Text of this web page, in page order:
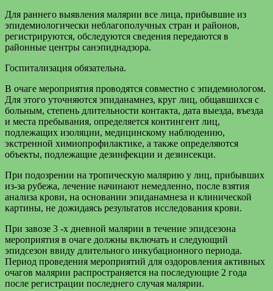
Для раннего выявления малярии все лица, прибывшие из
эпидемиологически неблагополучных стран и районов,
регистрируются, обследуются сведения передаются в
районные центры санэпиднадзора.
Госпитализация обязательна.
В очаге мероприятия проводятся совместно с эпидемиологом.
Для этого уточняются эпиданамнез, круг лиц, общавшихся с
больным, степень длительности контакта, дата выезда, въезда
и места пребывания, определяется контингент лиц,
подлежащих изоляции, медицинскому наблюдению,
экстренной химиопрофилактике, а также определяются
объекты, подлежащие дезинфекции и дезинсекци.
При подозрении на тропическую малярию у лиц, прибывших
из-за рубежа, лечение начинают немедленно, после взятия
анализа крови, на основании эпиданамнеза и клинической
картины, не дожидаясь результатов исследования крови.
При завозе 3 -х дневной малярии в течение эпидсезона
мероприятия в очаге должны включать и следующий
эпидсезон ввиду длительного инкубационного периода.
Период проведения мероприятий для оздоровления активных
очагов малярии распространяется на последующие 2 года
после регистрации последнего случая малярии.